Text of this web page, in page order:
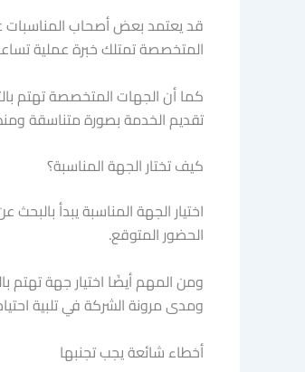
قد يعتمد بعض أصحاب المناسبات
المتخصصة تمتلك خبرة عملية
كما أن الجهات المتخصصة تهتم
تقديم الخدمة بصورة متناسقة
كيف تختار الجهة المناسبة؟
اختيار الجهة المناسبة يبدأ
الحضور المتوقع.
ومن المهم أيضًا اختيار جهة تهتم
ومدى مرونة الشركة في تلبية
أخطاء شائعة يجب تجنبها